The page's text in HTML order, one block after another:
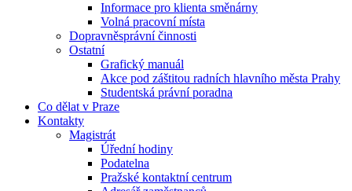
Informace pro klienta směnárny
Volná pracovní místa
Dopravněsprávní činnosti
Ostatní
Grafický manuál
Akce pod záštitou radních hlavního města Prahy
Studentská právní poradna
Co dělat v Praze
Kontakty
Magistrát
Úřední hodiny
Podatelna
Pražské kontaktní centrum